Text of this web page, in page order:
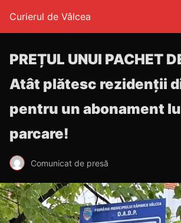
Curierul de Vâlcea
PREȚUL UNUI PACHET
Atât plătesc rezidenții
pentru un abonament
parcare!
Comunicat de presă